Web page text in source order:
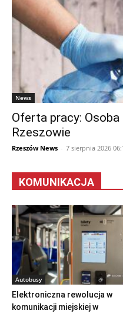
News
Oferta pracy:
Rzeszowie
Rzeszów News - 7 sierpnia 2026
KOMUNIKACJA
Autobusy
Elektroniczna rewolucja w
komunikacji miejskiej w